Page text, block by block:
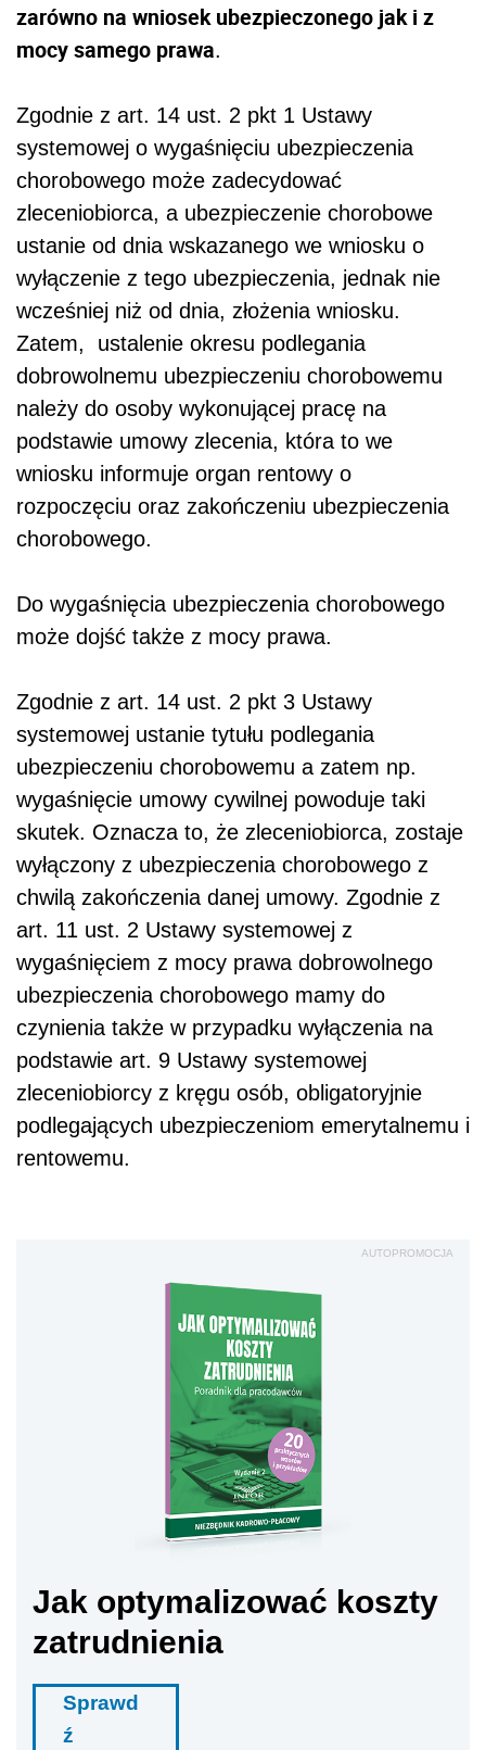
zarówno na wniosek ubezpieczonego jak i z
mocy samego prawa.
Zgodnie z art. 14 ust. 2 pkt 1 Ustawy
systemowej o wygaśnięciu ubezpieczenia
chorobowego może zadecydować
zleceniobiorca, a ubezpieczenie chorobowe
ustanie od dnia wskazanego we wniosku o
wyłączenie z tego ubezpieczenia, jednak nie
wcześniej niż od dnia, złożenia wniosku.
Zatem, ustalenie okresu podlegania
dobrowolnemu ubezpieczeniu chorobowemu
należy do osoby wykonującej pracę na
podstawie umowy zlecenia, która to we
wniosku informuje organ rentowy o
rozpoczęciu oraz zakończeniu ubezpieczenia
chorobowego.
Do wygaśnięcia ubezpieczenia chorobowego
może dojść także z mocy prawa.
Zgodnie z art. 14 ust. 2 pkt 3 Ustawy
systemowej ustanie tytułu podlegania
ubezpieczeniu chorobowemu a zatem np.
wygaśnięcie umowy cywilnej powoduje taki
skutek. Oznacza to, że zleceniobiorca, zostaje
wyłączony z ubezpieczenia chorobowego z
chwilą zakończenia danej umowy. Zgodnie z
art. 11 ust. 2 Ustawy systemowej z
wygaśnięciem z mocy prawa dobrowolnego
ubezpieczenia chorobowego mamy do
czynienia także w przypadku wyłączenia na
podstawie art. 9 Ustawy systemowej
zleceniobiorcy z kręgu osób, obligatoryjnie
podlegających ubezpieczeniom emerytalnemu i
rentowemu.
AUTOPROMOCJA
Jak optymalizować koszty
zatrudnienia
Sprawd
ź